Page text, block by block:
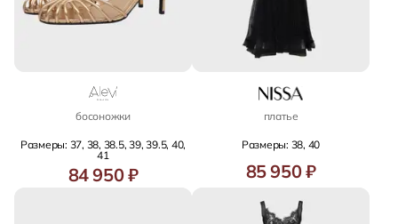
босоножки
Размеры: 37, 38, 38.5, 39, 39.5, 40,
41
84 950 ₽
платье
Размеры: 38, 40
85 950 ₽